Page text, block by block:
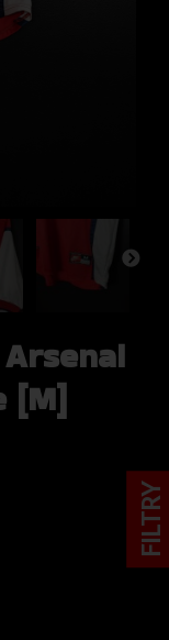
Arsenal
[M]
FILTRY